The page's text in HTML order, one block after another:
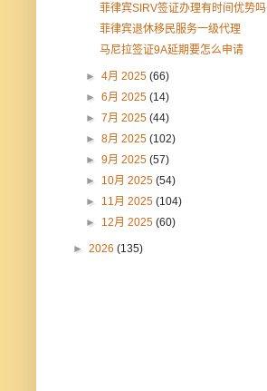
菲律宾SIRV签证办理有时间优势吗
菲律宾退休移民服务一级代理
马尼拉签证9A延期要怎么申请
►4月 2025(66)
►6月 2025(14)
►7月 2025(44)
►8月 2025(102)
►9月 2025(57)
► 10月 2025(54)
► 11月 2025(104)
► 12月 2025(60)
► 2026 (135)